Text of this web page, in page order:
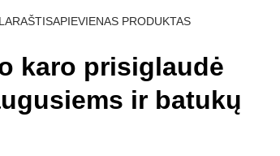
APIEVIENAS PRODUKTAS
karo prisiglaudė
ir batukų